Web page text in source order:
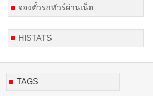
จองตั๋วรถทัวร์ผ่านเน็ต
HISTATS
TAGS